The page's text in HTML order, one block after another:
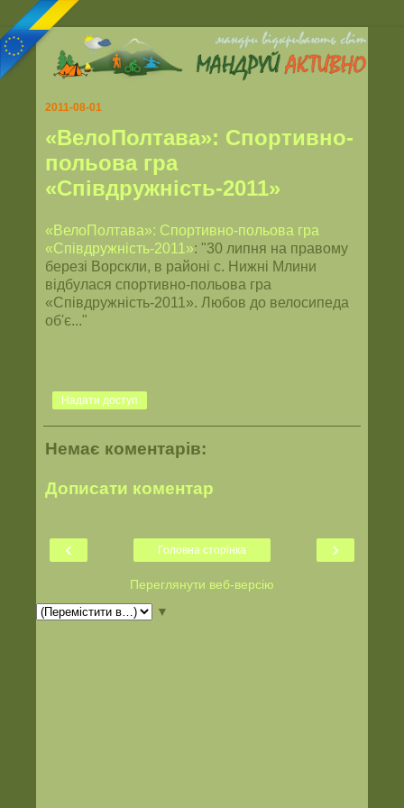
2011-08-01
«ВелоПолтава»: Спортивно-
польова гра
«Співдружність-2011»
«ВелоПолтава»: Спортивно-польова гра
«Співдружність-2011»: "30 липня на правому
березі Ворскли, в районі с. Нижні Млини
відбулася спортивно-польова гра
«Співдружність-2011». Любов до велосипеда
об'є..."
Надати доступ
Немає коментарів:
Дописати коментар
‹ ›
Головна сторінка
Переглянути веб-версію
▼